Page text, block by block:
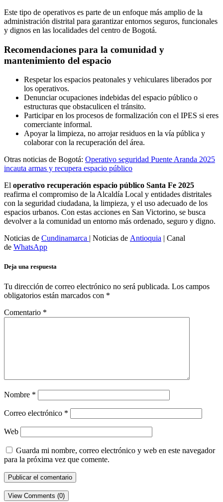
Este tipo de operativos es parte de un enfoque más amplio de la
administración distrital para garantizar entornos seguros, funcionales
y dignos en las localidades del centro de Bogotá.
Recomendaciones para la comunidad y
mantenimiento del espacio
Respetar los espacios peatonales y vehiculares liberados por
los operativos.
Denunciar ocupaciones indebidas del espacio público o
estructuras que obstaculicen el tránsito.
Participar en los procesos de formalización con el IPES si eres
comerciante informal.
Apoyar la limpieza, no arrojar residuos en la vía pública y
colaborar con la recuperación del área.
Otras noticias de Bogotá: Operativo seguridad Puente Aranda 2025
incauta armas y recupera espacio público
El operativo recuperación espacio público Santa Fe 2025
reafirma el compromiso de la Alcaldía Local y entidades distritales
con la seguridad ciudadana, la limpieza, y el uso adecuado de los
espacios urbanos. Con estas acciones en San Victorino, se busca
devolver a la comunidad un entorno más ordenado, seguro y digno.
Noticias de Cundinamarca | Noticias de Antioquia | Canal
de WhatsApp
Deja una respuesta
Tu dirección de correo electrónico no será publicada. Los campos
obligatorios están marcados con *
Comentario *
Nombre *
Correo electrónico *
Web
Guarda mi nombre, correo electrónico y web en este navegador
para la próxima vez que comente.
View Comments (0)